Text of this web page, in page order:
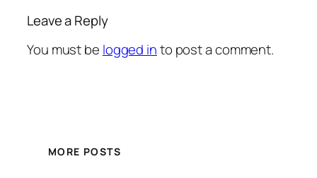
Leave a Reply
You must be logged into post a comment.
MORE POSTS